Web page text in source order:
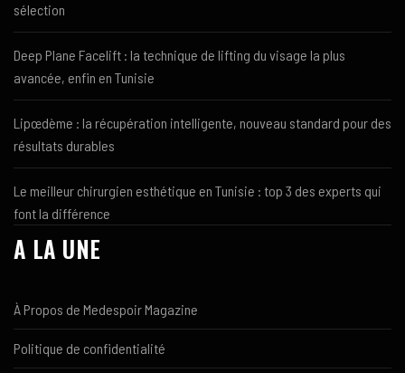
sélection
Deep Plane Facelift : la technique de lifting du visage la plus
avancée, enfin en Tunisie
Lipœdème : la récupération intelligente, nouveau standard pour des
résultats durables
Le meilleur chirurgien esthétique en Tunisie : top 3 des experts qui
font la différence
A LA UNE
À Propos de Medespoir Magazine
Politique de confidentialité